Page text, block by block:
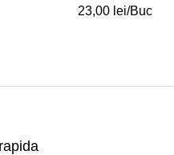
23,00 lei/Buc